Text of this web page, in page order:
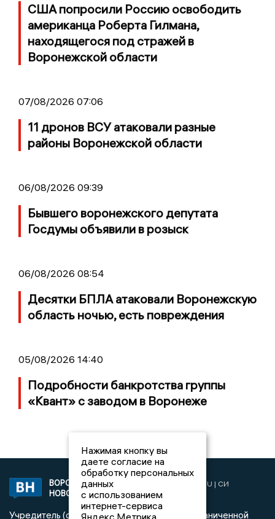
США попросили Россию освободить
американца Роберта Гилмана,
находящегося под стражей в
Воронежской области
07/08/2026 07:06
11 дронов ВСУ атаковали разные
районы Воронежской области
06/08/2026 09:39
Бывшего воронежского депутата
Госдумы объявили в розыск
06/08/2026 08:54
Десятки БПЛА атаковали Воронежскую
область ночью, есть повреждения
05/08/2026 14:40
Подробности банкротства группы
«Квант» с заводом в Воронеже
ВОРОНЕЖСКИЕ
НОВОСТИ
2019 © VORONEZHNEWS.RU | СИ
«Воронежские новости»
Учредитель (соучредители): Общество с ограниченной
Нажимая кнопку вы
даете согласие на
обработку персональных
данных
с использованием
интернет-сервиса
Яндекс.Метрика,